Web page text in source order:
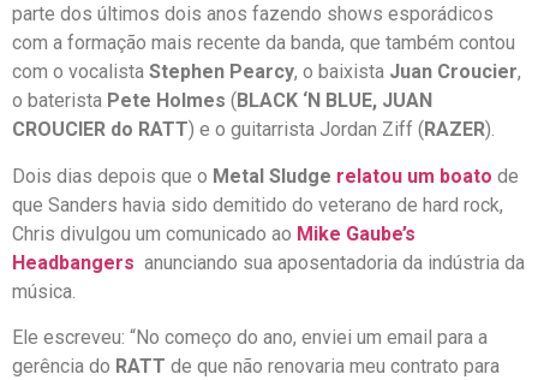
parte dos últimos dois anos fazendo shows esporádicos
com a formação mais recente da banda, que também contou
com o vocalista Stephen Pearcy, o baixista Juan Croucier,
o baterista Pete Holmes ( BLACK ‘N BLUE, JUAN
CROUCIER do RATT) e o guitarrista Jordan Ziff ( RAZER).
Dois dias depois que o Metal Sludge relatou um boato de
que Sanders havia sido demitido do veterano de hard rock,
Chris divulgou um comunicado ao Mike Gaube’s
Headbangers anunciando sua aposentadoria da indústria da
música.
Ele escreveu: “No começo do ano, enviei um email para a
gerência do RATT de que não renovaria meu contrato para